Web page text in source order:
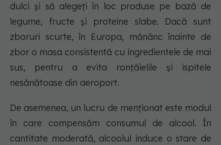
dulci și să alegeți în loc produse pe bază de
legume, fructe și proteine slabe. Dacă sunt
zboruri scurte, în Europa, mănânc înainte de
zbor o masa consistentă cu ingredientele de mai
sus, pentru a evita ronțăielile și ispitele
nesănătoase din aeroport.
De asemenea, un lucru de menționat este modul
în care compensăm consumul de alcool. În
cantitate moderată, alcoolul induce o stare de